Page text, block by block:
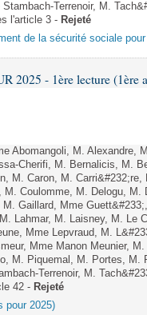
Terrenoir, M.
l'article 3 - Rejeté
de la sécurité sociale pour
2025 - 1ère lecture (1ère
Abomangoli, M. Alexandre,
Cherifi, M. Bernalicis, M.
M. Caron, M.
Coulomme, M. Delogu, M.
Gaillard, Mme
Lahmar, M. Laisney, M. Le
Mme Lepvraud, M.
Mme Manon Meunier,
M. Piquemal, M. Portes, M.
Terrenoir, M.
42 - Rejeté
pour 2025)